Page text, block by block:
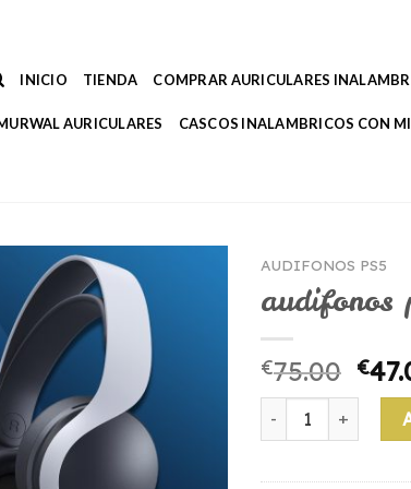
INICIO TIENDA COMPRAR AURICULARES
AURICULARES CASCOS INALAMBRICOS CON
AUDIFONOS PS5
audifonos
€75.00 €
audifonos ps5